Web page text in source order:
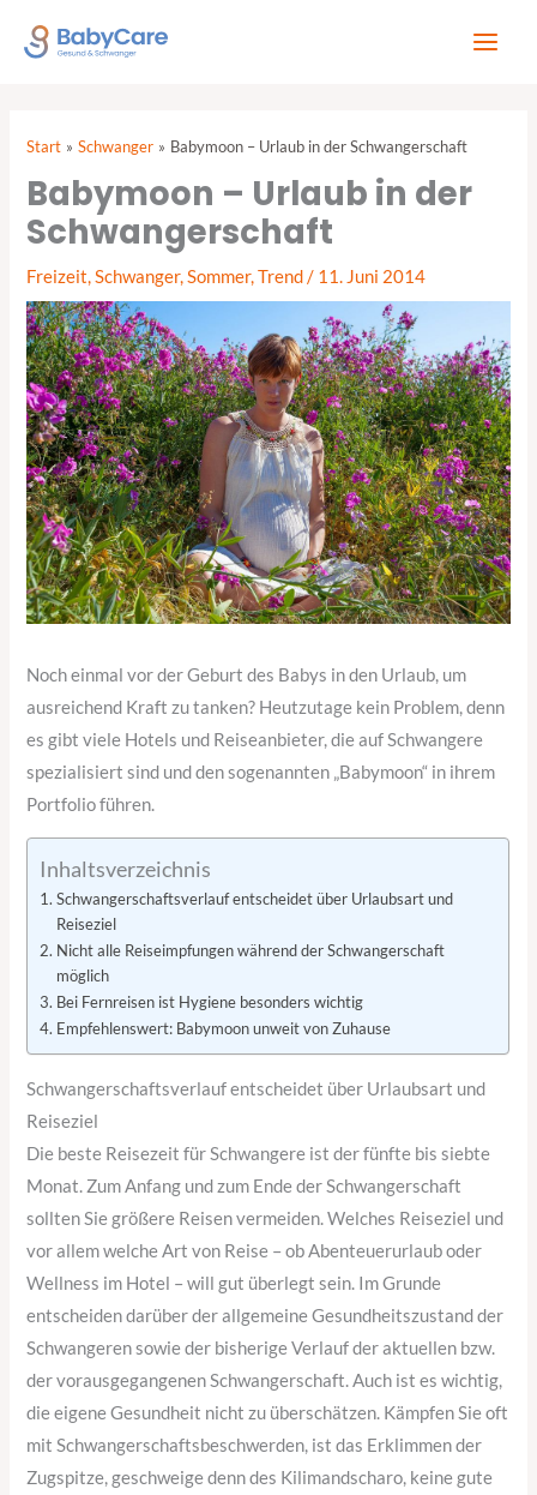
Inhalt
Start Schwanger Babymoon – Urlaub in der Schwangerschaft
Babymoon – Urlaub in der
Schwangerschaft
Freizeit,Schwanger,Sommer,Trend/ 11. Juni 2014
Noch einmal vor der Geburt des Babys in den Urlaub, um
ausreichend Kraft zu tanken? Heutzutage kein Problem, denn
es gibt viele Hotels und Reiseanbieter, die auf Schwangere
spezialisiert sind und den sogenannten „Babymoon“ in ihrem
Portfolio führen.
Inhaltsverzeichnis
Schwangerschaftsverlauf entscheidet über Urlaubsart und
Reiseziel
Nicht alle Reiseimpfungen während der Schwangerschaft
möglich
Bei Fernreisen ist Hygiene besonders wichtig
Empfehlenswert: Babymoon unweit von Zuhause
Schwangerschaftsverlauf entscheidet über Urlaubsart und
Reiseziel
Die beste Reisezeit für Schwangere ist der fünfte bis siebte
Monat. Zum Anfang und zum Ende der Schwangerschaft
sollten Sie größere Reisen vermeiden. Welches Reiseziel und
vor allem welche Art von Reise – ob Abenteuerurlaub oder
Wellness im Hotel – will gut überlegt sein. Im Grunde
entscheiden darüber der allgemeine Gesundheitszustand der
Schwangeren sowie der bisherige Verlauf der aktuellen bzw.
der vorausgegangenen Schwangerschaft. Auch ist es wichtig,
die eigene Gesundheit nicht zu überschätzen. Kämpfen Sie oft
mit Schwangerschaftsbeschwerden, ist das Erklimmen der
Zugspitze, geschweige denn des Kilimandscharo, keine gute